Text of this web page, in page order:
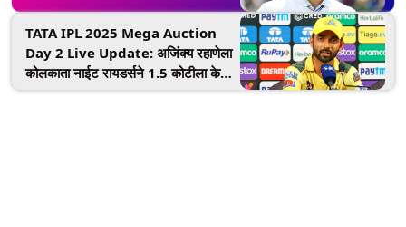
TATA IPL 2025 Mega Auction
Day 2 Live Update: अजिंक्य रहाणेला
कोलकाता नाईट रायडर्सने 1.5 कोटीला केले
खरेदी